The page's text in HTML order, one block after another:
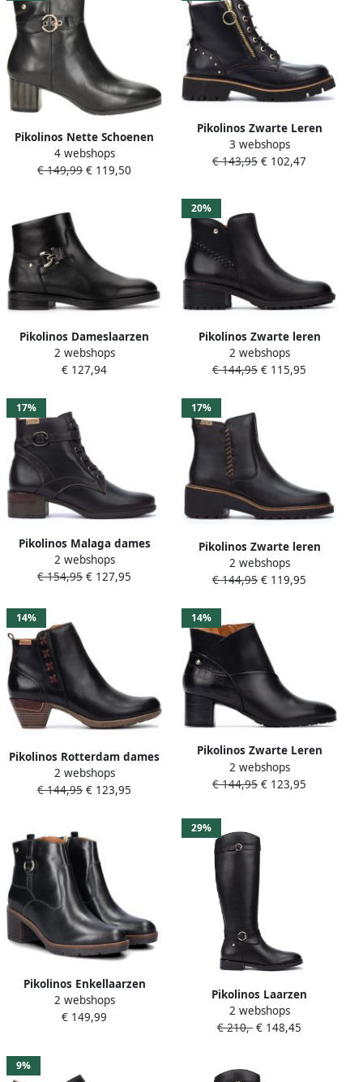
Pikolinos Nette Schoenen
dames enkellaarzen
w1z8588 calafat
4 webshops
€ 149,99 € 119,50
Pikolinos Zwarte Leren
Enkellaars voor Dames
Black Dames
3 webshops
€ 143,95 € 102,47
Pikolinos Dameslaarzen
Puertollano
2 webshops
€ 127,94
20%
Pikolinos Zwarte leren
enkellaarzen voor vrouwen
2 webshops
€ 144,95 € 115,95
17%
Pikolinos Malaga dames
laars Zwart
2 webshops
€ 154,95 € 127,95
17%
Pikolinos Zwarte leren
enkellaarzen voor vrouwen
2 webshops
€ 144,95 € 119,95
14%
Pikolinos Rotterdam dames
laars Zwart
2 webshops
€ 144,95 € 123,95
14%
Pikolinos Zwarte Leren
Enkellaars voor Vrouwen
2 webshops
€ 144,95 € 123,95
Pikolinos Enkellaarzen
Dames enkellaarzen W7H-
8817 Llanes
2 webshops
€ 149,99
29%
Pikolinos Laarzen
PUERTOLLANO W3C 9632
2 webshops
€ 210,- € 148,45
9%